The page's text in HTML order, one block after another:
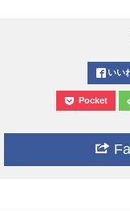
いい
Pocket